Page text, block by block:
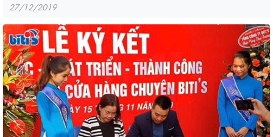
27/12/2019